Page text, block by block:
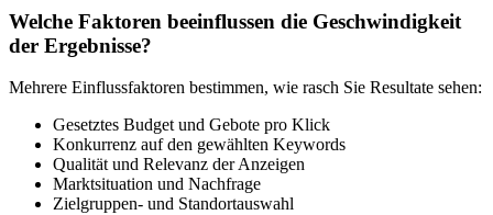
Welche Faktoren beeinflussen die Geschwindigkeit
der Ergebnisse?
Mehrere Einflussfaktoren bestimmen, wie rasch Sie Resultate sehen:
Gesetztes Budget und Gebote pro Klick
Konkurrenz auf den gewählten Keywords
Qualität und Relevanz der Anzeigen
Marktsituation und Nachfrage
Zielgruppen- und Standortauswahl